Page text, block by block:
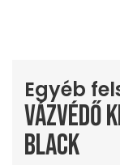
Egyéb
Vázvédő
black